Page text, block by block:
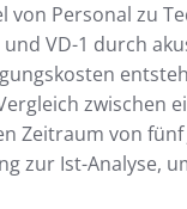
Personal zu
VD-1 durch
zwischen
Zeitraum von fünf
zur Ist-Analyse,